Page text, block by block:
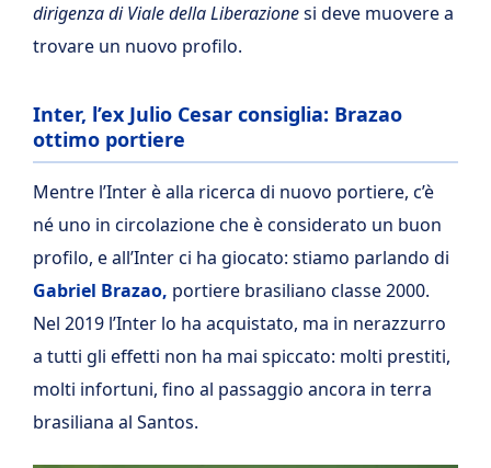
dirigenza di Viale della Liberazionesi deve muovere a
trovare un nuovo profilo.
Inter, l’ex Julio Cesar consiglia: Brazao
ottimo portiere
Mentre l’Inter è alla ricerca di nuovo portiere, c’è
né uno in circolazione che è considerato un buon
profilo, e all’Inter ci ha giocato: stiamo parlando di
Gabriel Brazao, portiere brasiliano classe 2000.
Nel 2019 l’Inter lo ha acquistato, ma in nerazzurro
a tutti gli effetti non ha mai spiccato: molti prestiti,
molti infortuni, fino al passaggio ancora in terra
brasiliana al Santos.